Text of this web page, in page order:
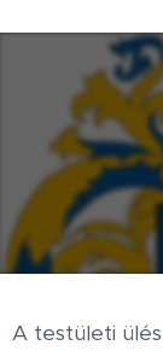
A testületi